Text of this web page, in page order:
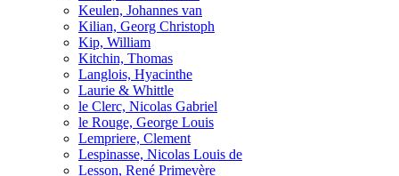
Keulen, Johannes van
Kilian, Georg Christoph
Kip, William
Kitchin, Thomas
Langlois, Hyacinthe
Laurie & Whittle
le Clerc, Nicolas Gabriel
le Rouge, George Louis
Lempriere, Clement
Lespinasse, Nicolas Louis de
Lesson, René Primevère